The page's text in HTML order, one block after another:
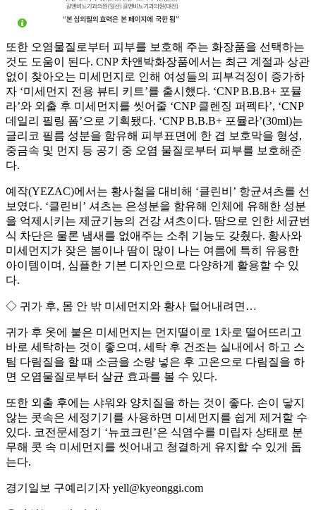
또한 오염물질로부터 피부를 보호해 주는 화장품을 선택하는
것도 도움이 된다. CNP 차앤박화장품에서는 최근 계절과 상관
없이 찾아오는 미세먼지로 인해 여성들의 피부걱정이 증가하
자 ‘미세먼지 전용 뷰티 키트’를 출시했다. ‘CNP B.B.B+ 포뮬
라’와 외출 후 미세먼지를 씻어줄 ‘CNP 클렌징 퍼펙타’, ‘CNP
데일리 필링 폼’으로 기획됐다. ‘CNP B.B.B+ 포뮬라’(30ml)는
글리코 필름 성분을 함유해 피부표면에 한 겹 보호막을 형성,
중금속 및 먼지 등 공기 중 오염 물질로부터 피부를 보호해준
다.
예작(YEZAC)에서는 황사철을 대비해 ‘클린비’ 항균셔츠를 선
보였다. ‘클린비’ 셔츠는 은성분을 함유해 인체에 유해한 성분
을 억제시키는 제균기능의 건강 셔츠이다. 땀으로 인한 세균번
식 차단은 물론 냄새를 없애주는 소취 기능도 갖췄다. 황사와
미세먼지가 잦은 봄이나 땀이 많이 나는 여름에 특히 유용한
아이템이며, 심플한 기본 디자인으로 다양하게 활용할 수 있
다.
◇ 귀가 후, 몸 안 밖 미세먼지와 황사 털어내려면…
귀가 후 옷에 붙은 미세먼지는 먼지떨이로 1차로 떨어뜨리고
바로 세탁하는 것이 좋으며, 세탁 후 건조는 실내에서 하고 스
팀 다림질을 할 때 소금을 소량 넣은 후 고온으로 다림질을 하
면 오염물질로부터 살균 효과를 볼 수 있다.
또한 외출 후에는 샤워와 양치질을 하는 것이 좋다. 손이 닿지
않는 콧속은 세정기기를 사용하면 미세먼지를 쉽게 제거할 수
있다. 코전문세정기 ‘뉴코크린’은 식염수를 미립자 상태로 분
무해 콧 속 미세먼지를 씻어내고 청결하게 유지할 수 있게 돕
는다.
경기일보 구예리기자 yell@kyeonggi.com